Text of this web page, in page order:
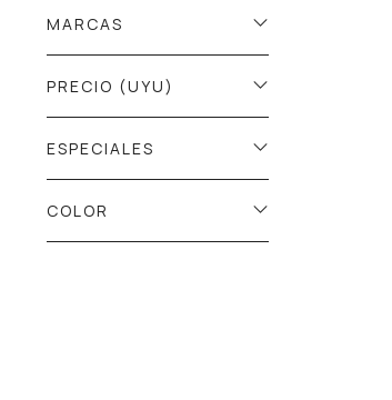
MARCAS
PRECIO (UYU)
ESPECIALES
COLOR